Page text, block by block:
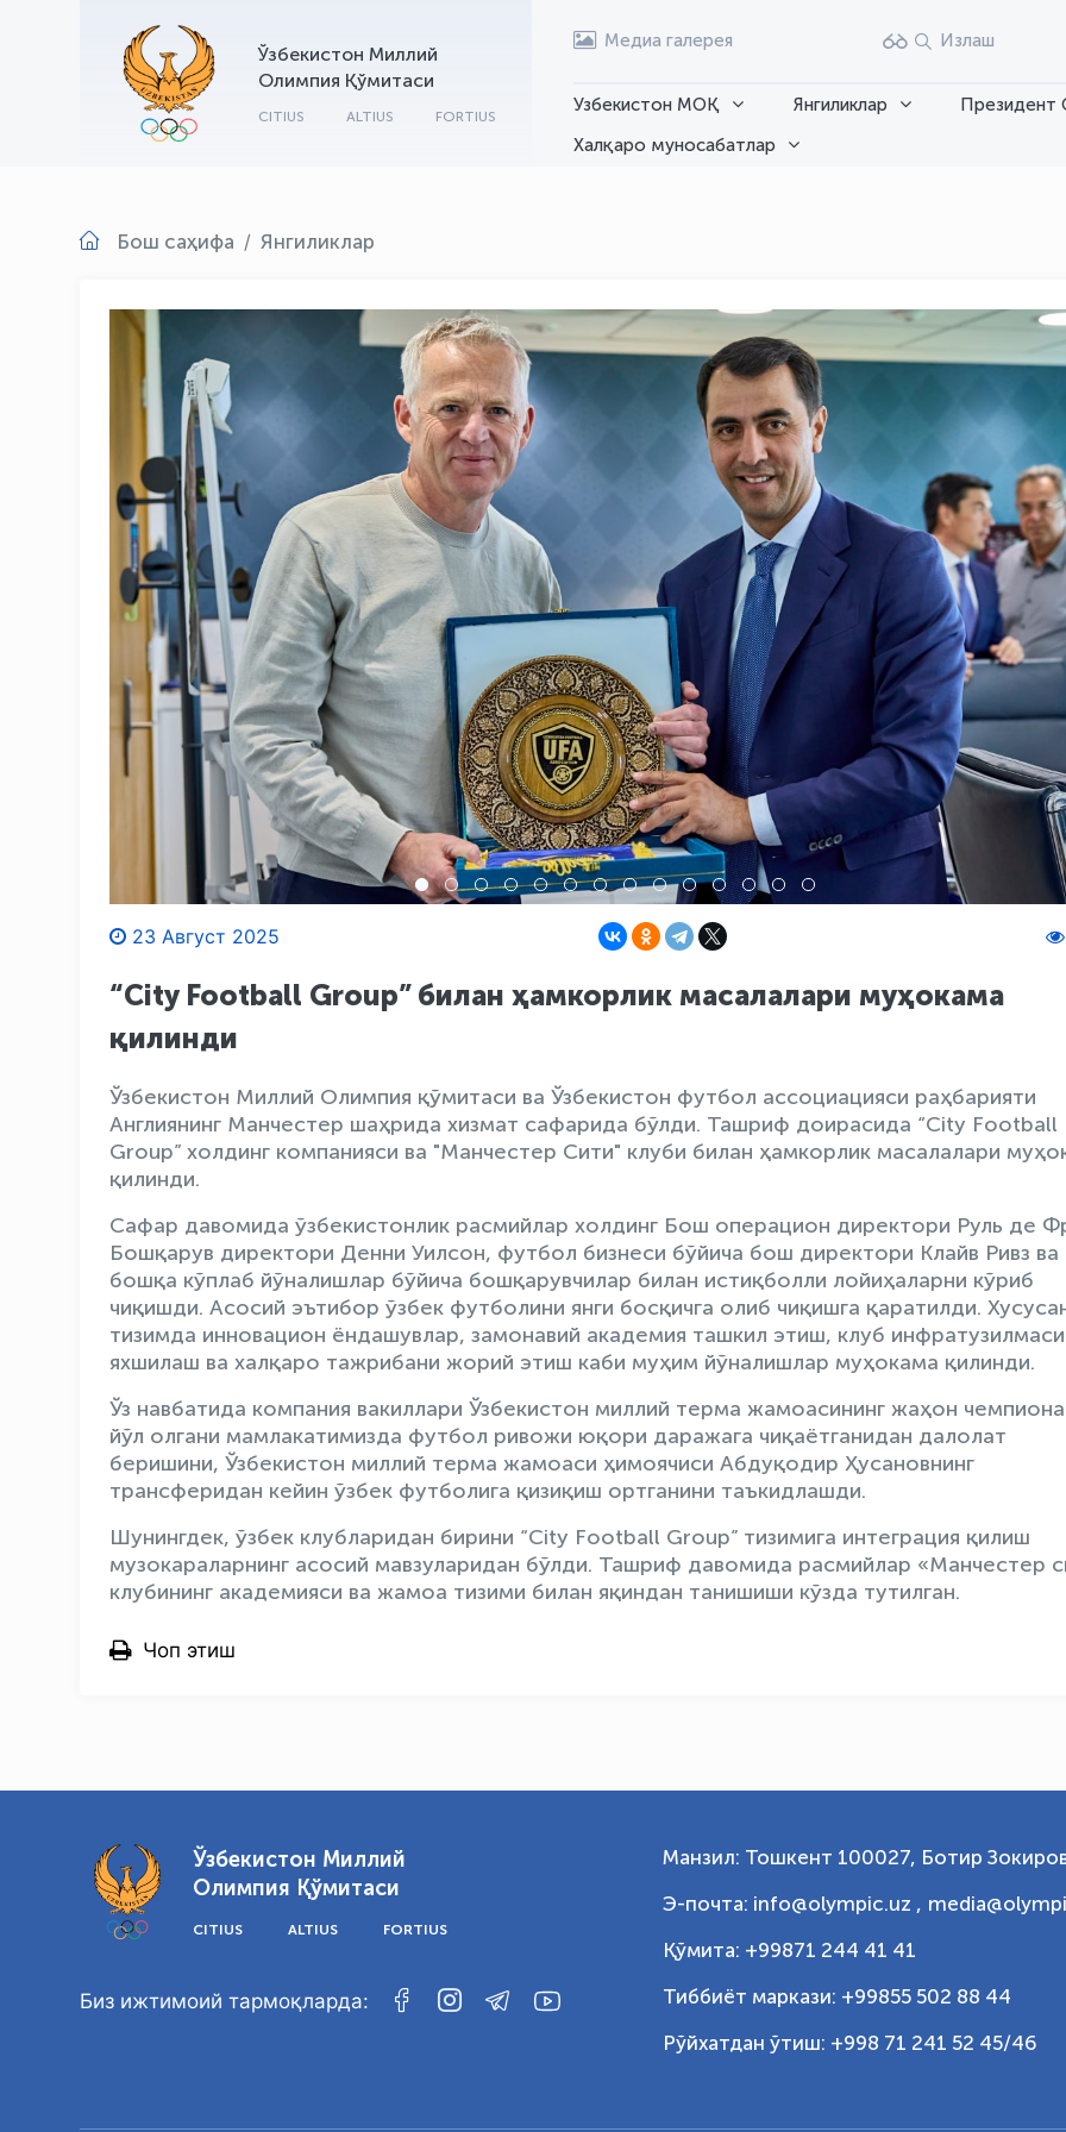
Ўзбекистон Миллий
Олимпия Қўмитаси
CITIUS ALTIUS FORTIUS
Медиа галерея Излаш
Узбекистон МОҚ Янгиликлар
Президент
Халқаро муносабатлар
Бош саҳифа Янгиликлар
23 Август 2025
“City Football Group” билан ҳамкорлик масалалари муҳокама
қилинди
Ўзбекистон Миллий Олимпия қўмитаси ва Ўзбекистон футбол ассоциацияси раҳбарияти
Англиянинг Манчестер шаҳрида хизмат сафарида бўлди. Ташриф доирасида “City Football
Group” холдинг компанияси ва "Манчестер Сити" клуби билан ҳамкорлик масалалари
қилинди.
Сафар давомида ўзбекистонлик расмийлар холдинг Бош операцион директори Руль де
Бошқарув директори Денни Уилсон, футбол бизнеси бўйича бош директори Клайв Ривз ва
бошқа кўплаб йўналишлар бўйича бошқарувчилар билан истиқболли лойиҳаларни кўриб
чиқишди. Асосий эътибор ўзбек футболини янги босқичга олиб чиқишга қаратилди.
тизимда инновацион ёндашувлар, замонавий академия ташкил этиш, клуб
яхшилаш ва халқаро тажрибани жорий этиш каби муҳим йўналишлар муҳокама қилинди.
Ўз навбатида компания вакиллари Ўзбекистон миллий терма жамоасининг жаҳон
йўл олгани мамлакатимизда футбол ривожи юқори даражага чиқаётганидан далолат
беришини, Ўзбекистон миллий терма жамоаси ҳимоячиси Абдуқодир Ҳусановнинг
трансферидан кейин ўзбек футболига қизиқиш ортганини таъкидлашди.
Шунингдек, ўзбек клубларидан бирини “City Football Group” тизимига интеграция қилиш
музокараларнинг асосий мавзуларидан бўлди. Ташриф давомида расмийлар «Манчестер
клубининг академияси ва жамоа тизими билан яқиндан танишиши кўзда тутилган.
Чоп этиш
Ўзбекистон Миллий
Олимпия Қўмитаси
CITIUS ALTIUS FORTIUS
Биз ижтимоий тармоқларда:
Манзил: Тошкент 100027, Ботир
Э-почта: info@olympic.uz ,
Қўмита: +99871 244 41 41
Тиббиёт маркази: +99855 502 88 44
Рўйхатдан ўтиш: +998 71 241 52 45/46